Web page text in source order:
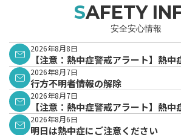
SAFETY
安全安心情報
2026年8月8日
【注意：熱中症警戒アラート】熱
表されています。
2026年8月7日
行方不明者情報の解除
2026年8月7日
【注意：熱中症警戒アラート】熱
表されています。
2026年8月6日
明日は熱中症にご注意ください